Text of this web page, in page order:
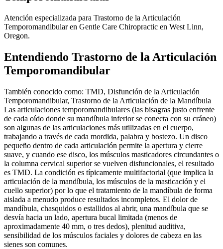
Atención especializada para Trastorno de la Articulación
Temporomandibular en Gentle Care Chiropractic en West Linn,
Oregon.
Entendiendo Trastorno de la Articulación
Temporomandibular
También conocido como: TMD, Disfunción de la Articulación
Temporomandibular, Trastorno de la Articulación de la Mandíbula
Las articulaciones temporomandibulares (las bisagras justo enfrente
de cada oído donde su mandíbula inferior se conecta con su cráneo)
son algunas de las articulaciones más utilizadas en el cuerpo,
trabajando a través de cada mordida, palabra y bostezo. Un disco
pequeño dentro de cada articulación permite la apertura y cierre
suave, y cuando ese disco, los músculos masticadores circundantes o
la columna cervical superior se vuelven disfuncionales, el resultado
es TMD. La condición es típicamente multifactorial (que implica la
articulación de la mandíbula, los músculos de la masticación y el
cuello superior) por lo que el tratamiento de la mandíbula de forma
aislada a menudo produce resultados incompletos. El dolor de
mandíbula, chasquidos o estallidos al abrir, una mandíbula que se
desvía hacia un lado, apertura bucal limitada (menos de
aproximadamente 40 mm, o tres dedos), plenitud auditiva,
sensibilidad de los músculos faciales y dolores de cabeza en las
sienes son comunes.